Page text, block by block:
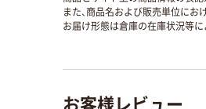
また、商品名および販売単位にお
お届け形態は倉庫の在庫状況等
お客様レビュー